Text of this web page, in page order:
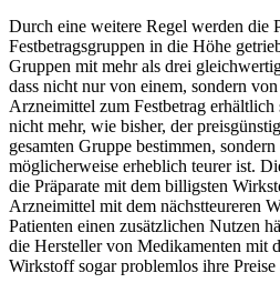
Durch eine weitere Regel werden die
Festbetragsgruppen in die Höhe
Gruppen mit mehr als drei
dass nicht nur von einem, sondern
Arzneimittel zum Festbetrag
nicht mehr, wie bisher, der
gesamten Gruppe bestimmen,
möglicherweise erheblich teurer ist.
die Präparate mit dem billigsten
Arzneimittel mit dem nächstteureren
Patienten einen zusätzlichen Nutzen
die Hersteller von Medikamenten mit
Wirkstoff sogar problemlos ihre Preise